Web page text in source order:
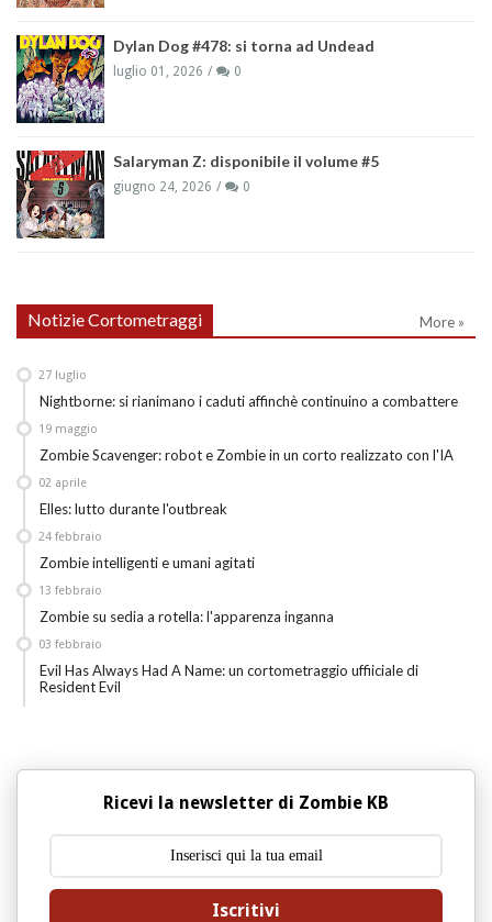
Dylan Dog #478: si torna ad Undead
luglio 01, 2026 0
Salaryman Z: disponibile il volume #5
giugno 24, 2026 0
Notizie Cortometraggi More »
Nightborne: si rianimano i caduti affinchè continuino a combattere
27 luglio
Zombie Scavenger: robot e Zombie in un corto realizzato con l'IA
19 maggio
Elles: lutto durante l'outbreak
02 aprile
Zombie intelligenti e umani agitati
24 febbraio
Zombie su sedia a rotella: l'apparenza inganna
13 febbraio
Evil Has Always Had A Name: un cortometraggio uffiiciale di
Resident Evil
03 febbraio
Ricevi la newsletter di Zombie KB
Iscritivi